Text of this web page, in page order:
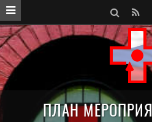
e
a
c
R
S
ПЛАН